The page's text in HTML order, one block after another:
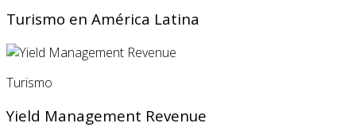
Turismo en América Latina
Turismo
Yield Management Revenue